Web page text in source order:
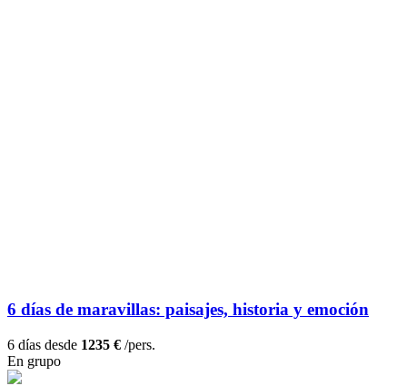
6 días de maravillas: paisajes, historia y emoción
6 días desde 1235 € /pers.
En grupo